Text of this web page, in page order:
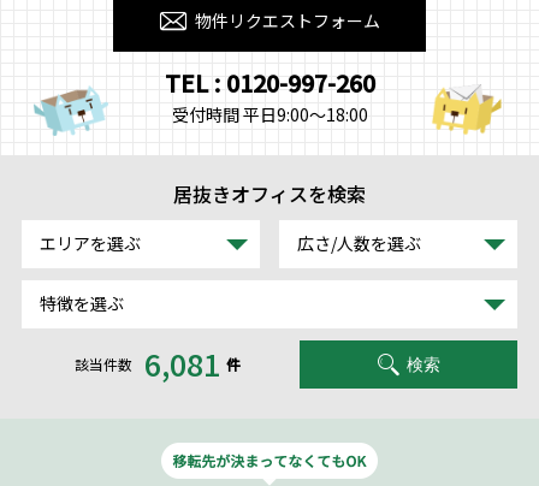
物件リクエストフォーム
TEL : 0120-997-260
受付時間 平日9:00～18:00
居抜きオフィスを検索
エリアを選ぶ 広さ/人数を選ぶ
特徴を選ぶ
該当件数 6,081 件 検索